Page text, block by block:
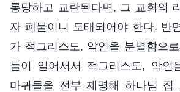
롱당하고 교란된다면, 그 교회의
자 폐물이니 도태되어야 한다. 반
가 적그리스도, 악인을 분별함으
들이 일어서서 적그리스도, 악인
마귀들을 전부 제명해 하나님 집